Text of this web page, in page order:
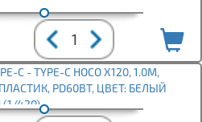
C - TYPE-C HOCO X120, 1.0М,
PD60ВТ, ЦВЕТ: БЕЛЫЙ
420)